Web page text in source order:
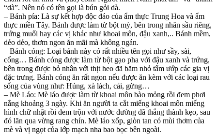
“dà”. Nên nó có tên gọi là bún gỏi dà.
– Bánh pía: Là sự kết hợp độc đáo của ẩm thực Trung Hoa và ẩm
thực miền Tây. Bánh được làm từ bột mỳ, bên trong nhân sầu riêng,
trứng muối hay các vị khác như khoai môn, đậu xanh,.. Bánh mềm,
dẻo dẻo, thơm ngon ăn mãi mà không ngán.
– Bánh cóng: Loại bánh này có rất nhiều tên gọi như sầy, sài,
cống… Bánh cóng được làm từ bột gạo pha với đậu xanh và trứng,
bên trong được bỏ nhân với thịt heo đã băm nhỏ tẩm ướp các gia vị
đặc trưng. Bánh cóng ăn rất ngon nếu được ăn kèm với các loại rau
sống của vùng như: Húng, xà lách, cải, gừng…
– Mè Láo: Mè láo được làm từ khoai môn bào mỏng rồi đem phơi
nắng khoảng 3 ngày. Khi ăn người ta cắt miếng khoai môn miếng
hình chữ nhật rồi đem trộn với nước đường đã thắng thành kẹo, sau
đó lăn qua vừng rang chín. Mè láo xốp, giòn tan có mùi thơm của
mè và vị ngọt của lớp mạch nha bao bọc bên ngoài.